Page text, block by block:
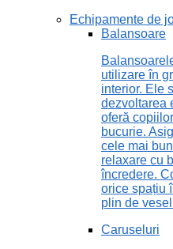
Echipamente de
Balansoare
utilizare în
interior. Ele
dezvoltarea
oferă
bucurie.
cele mai
relaxare cu
încredere.
orice spațiu
plin de
Caruseluri